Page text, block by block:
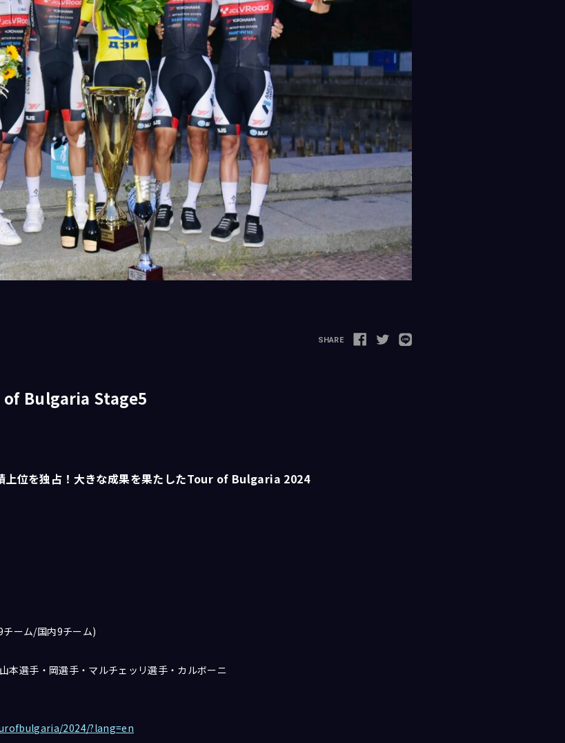
SHARE
of Bulgaria Stage5
上位を独占！大きな成果を果たしたTour of Bulgaria 2024
ーム/国内9チーム)
本選手・岡選手・マルチェッリ選手・カルボーニ
2024/?lang=en